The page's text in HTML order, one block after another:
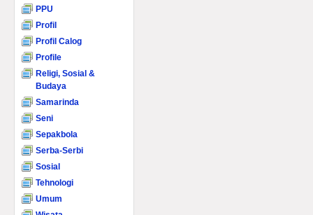
PPU
Profil
Profil Calog
Profile
Religi, Sosial &
Budaya
Samarinda
Seni
Sepakbola
Serba-Serbi
Sosial
Tehnologi
Umum